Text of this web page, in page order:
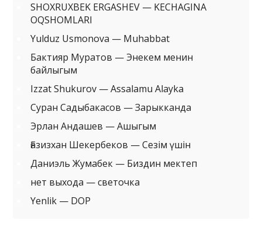
SHOXRUXBEK ERGASHEV — KECHAGINA
OQSHOMLARI
Yulduz Usmonova — Muhabbat
Бактияр Муратов — Энекем менин
байлыгым
Izzat Shukurov — Assalamu Alayka
Суран Садыбакасов — Зарыкканда
Эрлан Андашев — Ашыгым
Ғазизхан Шекербеков — Сезім үшін
Даниэль Жумабек — Биздин мектеп
нет выхода — светочка
Yenlik — DOP